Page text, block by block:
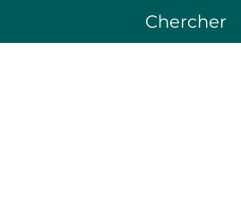
Chercher